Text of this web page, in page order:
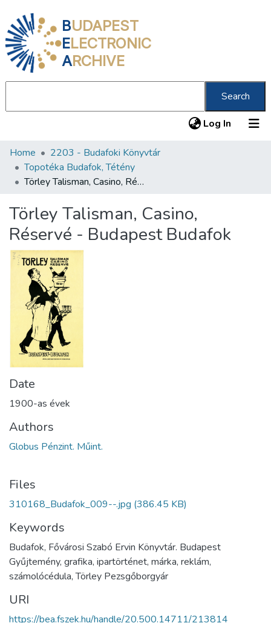
BUDAPEST
ELECTRONIC
ARCHIVE
Search
Log In (current)
Communities & Collections
All of DSpace
About us
Home
2203 - Budafoki Könyvtár
Topotéka Budafok, Tétény
Törley Talisman, Casino, Réservé - Budapest Budafok
Törley Talisman, Casino,
Réservé - Budapest Budafok
Date
1900-as évek
Authors
Globus Pénzint. Műint.
Files
310168_Budafok_009--.jpg (386.45 KB)
Keywords
Budafok, Fővárosi Szabó Ervin Könyvtár. Budapest
Gyűjtemény, grafika, ipartörténet, márka, reklám,
számolócédula, Törley Pezsgőborgyár
URI
https://bea.fszek.hu/handle/20.500.14711/213814